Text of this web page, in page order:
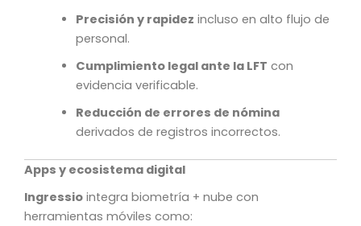
Precisión y rapidez incluso en alto flujo de
personal.
Cumplimiento legal ante la LFT con
evidencia verificable.
Reducción de errores de nómina
derivados de registros incorrectos.
Apps y ecosistema digital
Ingressio integra biometría + nube con
herramientas móviles como: